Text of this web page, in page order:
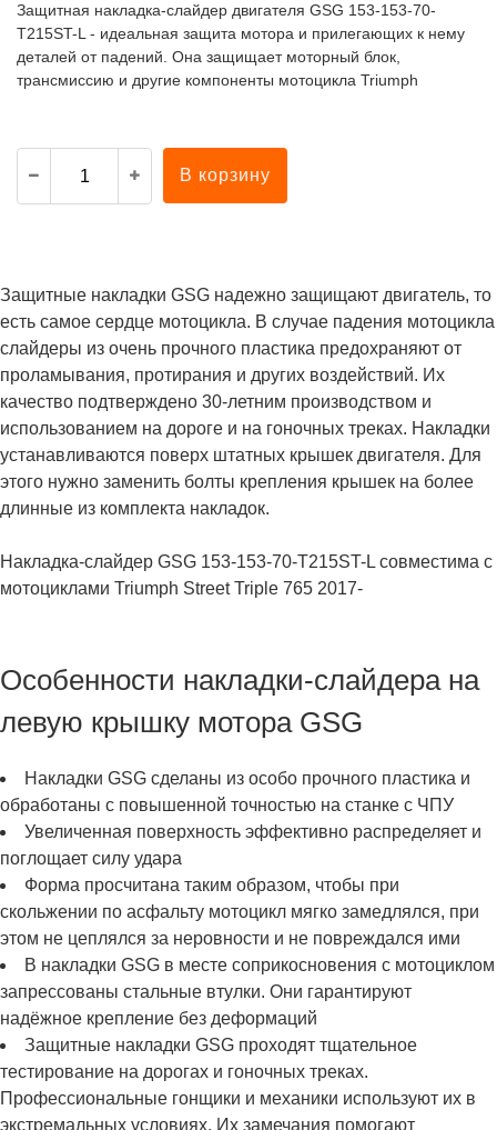
Защитная накладка-слайдер двигателя GSG 153-153-70-
T215ST-L - идеальная защита мотора и прилегающих к нему
деталей от падений. Она защищает моторный блок,
трансмиссию и другие компоненты мотоцикла Triumph
В корзину
Защитные накладки GSG надежно защищают двигатель, то
есть самое сердце мотоцикла. В случае падения мотоцикла
слайдеры из очень прочного пластика предохраняют от
проламывания, протирания и других воздействий. Их
качество подтверждено 30-летним производством и
использованием на дороге и на гоночных треках. Накладки
устанавливаются поверх штатных крышек двигателя. Для
этого нужно заменить болты крепления крышек на более
длинные из комплекта накладок.
Накладка-слайдер GSG 153-153-70-T215ST-L совместима с
мотоциклами Triumph Street Triple 765 2017-
Особенности накладки-слайдера на
левую крышку мотора GSG
Накладки GSG сделаны из особо прочного пластика и
обработаны с повышенной точностью на станке с ЧПУ
Увеличенная поверхность эффективно распределяет и
поглощает силу удара
Форма просчитана таким образом, чтобы при
скольжении по асфальту мотоцикл мягко замедлялся, при
этом не цеплялся за неровности и не повреждался ими
В накладки GSG в месте соприкосновения с мотоциклом
запрессованы стальные втулки. Они гарантируют
надёжное крепление без деформаций
Защитные накладки GSG проходят тщательное
тестирование на дорогах и гоночных треках.
Профессиональные гонщики и механики используют их в
экстремальных условиях. Их замечания помогают